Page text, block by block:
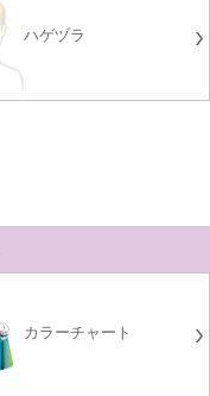
ハゲヅラ
カラーチャート